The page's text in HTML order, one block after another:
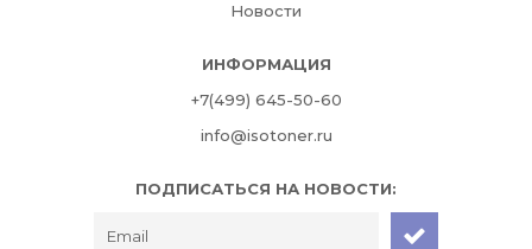
Новости
ИНФОРМАЦИЯ
+7(499) 645-50-60
info@isotoner.ru
ПОДПИСАТЬСЯ НА НОВОСТИ: